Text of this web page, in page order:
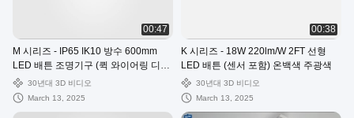
00:47
M 시리즈 - IP65 IK10 방수 600mm
LED 배튼 조명기구 (퀵 와이어링 디자
인) 30년대 3D 비디오
March 13, 2025
00:38
K 시리즈 - 18W 220lm/W 2FT 선형
LED 배튼 (센서 포함) 온백색 주광색
30년대 3D 비디오
March 13, 2025